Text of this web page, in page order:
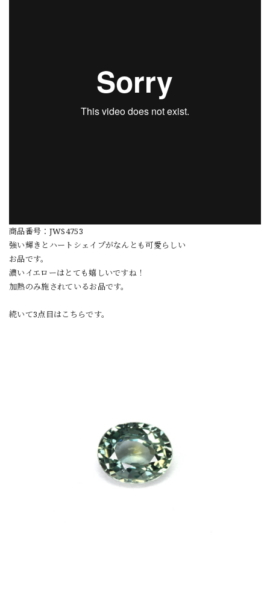
商品番号：JWS4753
強い輝きとハートシェイプがなんとも可愛らしい
お品です。
濃いイエローはとても嬉しいですね！
加熱のみ施されているお品です。
続いて3点目はこちらです。